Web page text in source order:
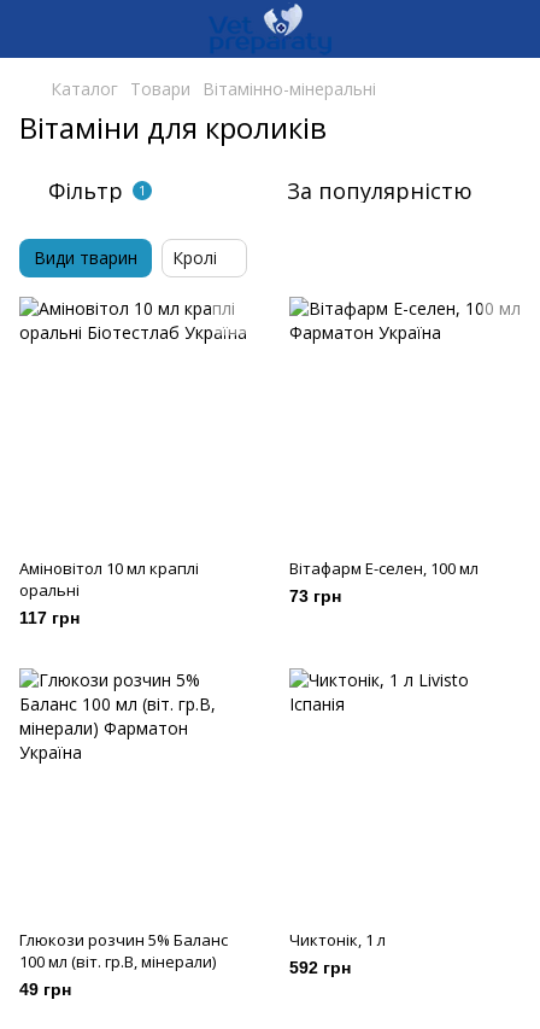
Каталог Товари Вітамінно-мінеральні
Вітаміни для кроликів
Фільтр 1 За популярністю
Види тварин Кролі
Аміновітол 10 мл краплі
оральні
117 грн
Вітафарм Е-селен, 100 мл
73 грн
Глюкози розчин 5% Баланс
100 мл (віт. гр.В, мінерали)
49 грн
Чиктонік, 1 л
592 грн